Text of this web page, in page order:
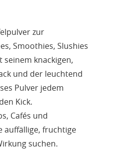
zur
Smoothies, Slushies
seinem knackigen,
und der leuchtend
Pulver jedem
Kick.
Cafés und
auffällige, fruchtige
suchen.